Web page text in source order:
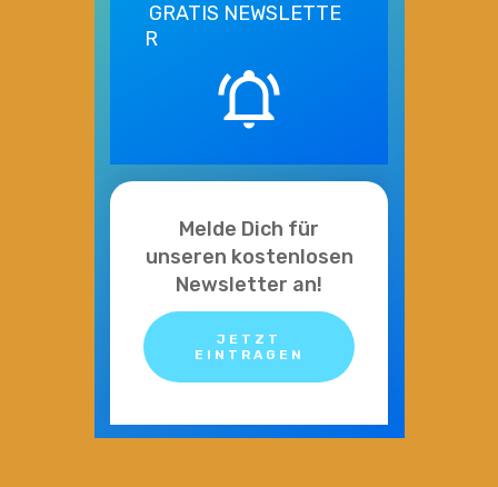
GRATIS NEWSLETTE
R
Melde Dich für
unseren kostenlosen
Newsletter an!
JETZT
EINTRAGEN